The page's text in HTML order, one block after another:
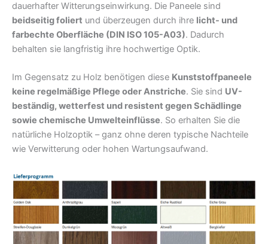
dauerhafter Witterungseinwirkung. Die Paneele sind
beidseitig foliert und überzeugen durch ihre licht- und
farbechte Oberfläche (DIN ISO 105-A03). Dadurch
behalten sie langfristig ihre hochwertige Optik.
Im Gegensatz zu Holz benötigen diese Kunststoffpaneele
keine regelmäßige Pflege oder Anstriche. Sie sind UV-
beständig, wetterfest und resistent gegen Schädlinge
sowie chemische Umwelteinflüsse. So erhalten Sie die
natürliche Holzoptik – ganz ohne deren typische Nachteile
wie Verwitterung oder hohen Wartungsaufwand.